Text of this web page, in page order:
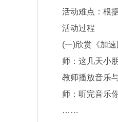
活动难点：根据
活动过程
(一)欣赏《加速
师：这几天小朋
教师播放音乐与
师：听完音乐你
……